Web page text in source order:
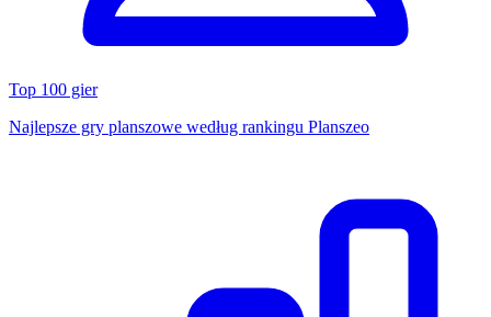
Top 100 gier
Najlepsze gry planszowe według rankingu Planszeo